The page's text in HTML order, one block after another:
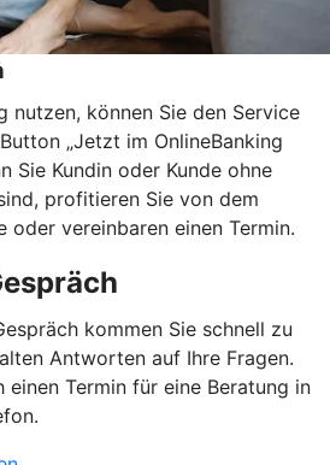
nutzen, können Sie den Service
„Jetzt im OnlineBanking
Sie Kundin oder Kunde ohne
profitieren Sie von dem
oder vereinbaren einen Termin.
kommen Sie schnell zu
Antworten auf Ihre Fragen.
einen Termin für eine Beratung in